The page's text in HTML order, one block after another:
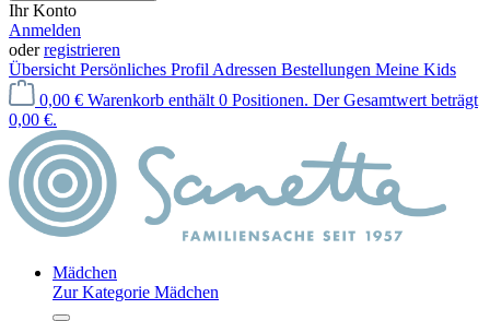
Ihr Konto
Anmelden
oderregistrieren
Übersicht Persönliches Profil Adressen Bestellungen Meine Kids
0,00 € Warenkorb enthält 0 Positionen. Der Gesamtwert beträgt
0,00 €.
Mädchen
Zur Kategorie Mädchen